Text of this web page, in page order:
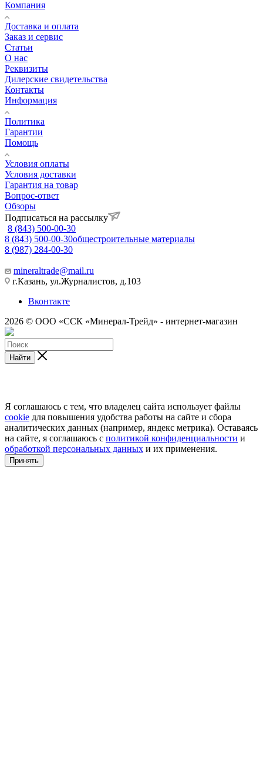
Компания
Доставка и оплата
Заказ и сервис
Статьи
О нас
Реквизиты
Дилерские свидетельства
Контакты
Информация
Политика
Гарантии
Помощь
Условия оплаты
Условия доставки
Гарантия на товар
Вопрос-ответ
Обзоры
Подписаться на рассылку
8 (843) 500-00-30
8 (843) 500-00-30общестроительные материалы
8 (987) 284-00-30
mineraltrade@mail.ru
г.Казань, ул.Журналистов, д.103
Вконтакте
2026 © ООО «ССК «Минерал-Трейд» - интернет-магазин
Найти
Я соглашаюсь с тем, что владелец сайта использует файлы
cookie для повышения удобства работы на сайте и сбора
аналитических данных (например, яндекс метрика). Оставаясь
на сайте, я соглашаюсь с политикой конфиденциальности и
обработкой персональных данных и их применения.
Принять